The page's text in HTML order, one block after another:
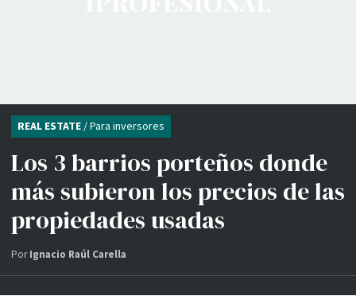
Los 3 barrios porteños donde
más subieron los precios de las
propiedades usadas
REAL ESTATE/ Para inversores
PorIgnacio Raúl Carella